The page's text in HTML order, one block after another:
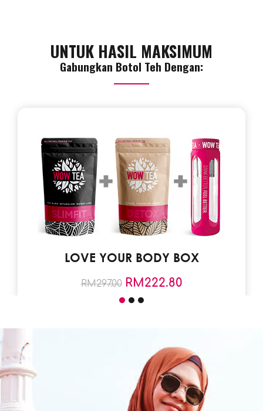
UNTUK HASIL MAKSIMUM
Gabungkan Botol Teh Dengan:
LOVE YOUR BODY BOX
RM297.00 RM222.80
Save Text 25% (74.2RM)